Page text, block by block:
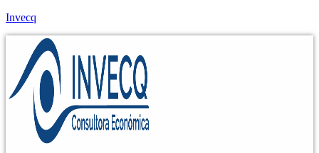
Invecq